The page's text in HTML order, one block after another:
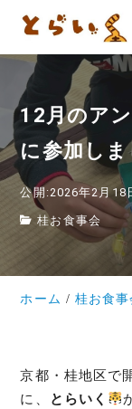
12月のア
に参加しま
公開:2026年2月18
桂お食事会
ホーム 桂お食事
京都・桂地区で
に、
とらいく